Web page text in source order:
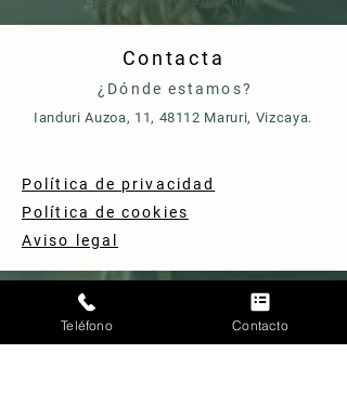
Contacta
¿Dónde estamos?
Ianduri Auzoa, 11, 48112 Maruri, Vizcaya.
Política de privacidad
Política de cookies
Aviso legal
Teléfono Contacto